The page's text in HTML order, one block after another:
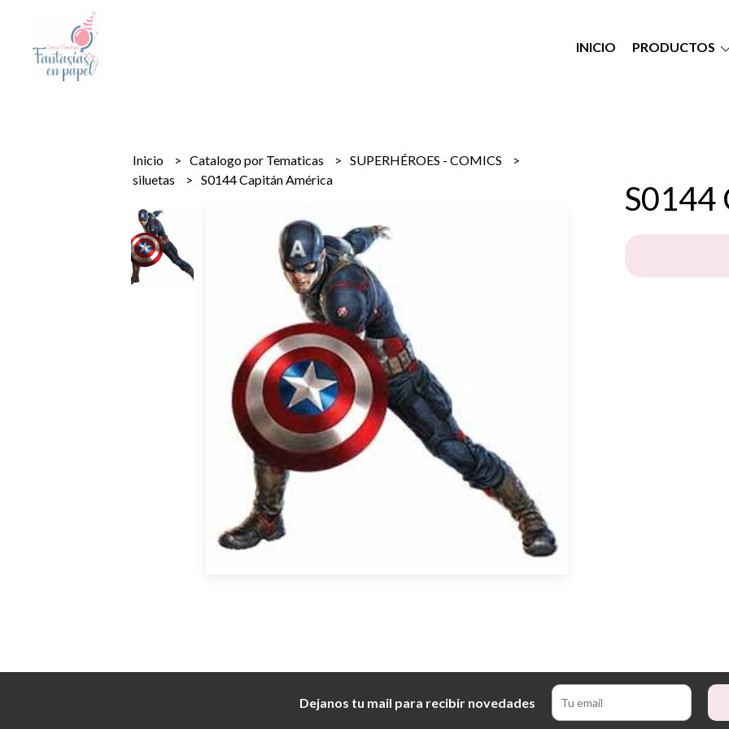
INICIO PRODUCTOS
Inicio Catalogo por Tematicas
SUPERHÉROES - COMICS
siluetas
S0144 Capitán América S0144
Dejanos tu mail para recibir novedades